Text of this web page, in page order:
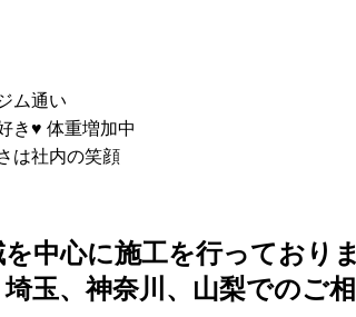
ム通い
き♥ 体重増加中
は社内の笑顔
中心に施工を行っておりま
玉、神奈川、山梨でのご